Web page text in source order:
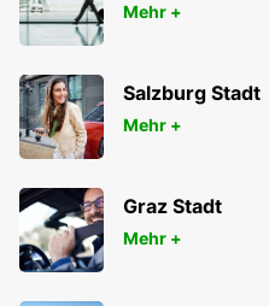
YONGSAN DOWNTOWN
SEOUL - KOREA(SOUTH)
Mehr +
Salzburg Stadt
Mehr +
Graz Stadt
Mehr +